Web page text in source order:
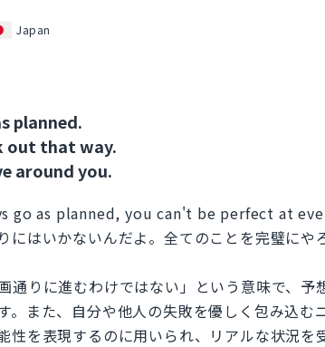
Japan
planned.
out that way.
around you.
go as planned, you can't be perfect at
にはいかないんだよ。全てのことを完璧にや
通りに進むわけではない」という意味で、予
。また、自分や他人の失敗を優しく包み込む
性を表現するのに用いられ、リアルな状況を